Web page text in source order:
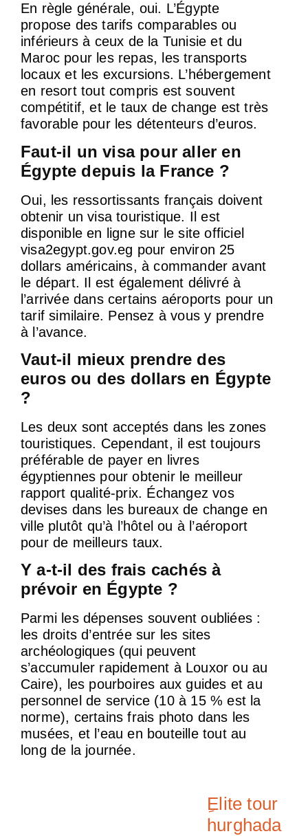
En règle générale, oui. L’Égypte
propose des tarifs comparables ou
inférieurs à ceux de la Tunisie et du
Maroc pour les repas, les transports
locaux et les excursions. L’hébergement
en resort tout compris est souvent
compétitif, et le taux de change est très
favorable pour les détenteurs d’euros.
Faut-il un visa pour aller en
Égypte depuis la France ?
Oui, les ressortissants français doivent
obtenir un visa touristique. Il est
disponible en ligne sur le site officiel
visa2egypt.gov.eg pour environ 25
dollars américains, à commander avant
le départ. Il est également délivré à
l’arrivée dans certains aéroports pour un
tarif similaire. Pensez à vous y prendre
à l’avance.
Vaut-il mieux prendre des
euros ou des dollars en Égypte
?
Les deux sont acceptés dans les zones
touristiques. Cependant, il est toujours
préférable de payer en livres
égyptiennes pour obtenir le meilleur
rapport qualité-prix. Échangez vos
devises dans les bureaux de change en
ville plutôt qu’à l’hôtel ou à l’aéroport
pour de meilleurs taux.
Y a-t-il des frais cachés à
prévoir en Égypte ?
Parmi les dépenses souvent oubliées :
les droits d’entrée sur les sites
archéologiques (qui peuvent
s’accumuler rapidement à Louxor ou au
Caire), les pourboires aux guides et au
personnel de service (10 à 15 % est la
norme), certains frais photo dans les
musées, et l’eau en bouteille tout au
long de la journée.
ِElite tour
hurghada